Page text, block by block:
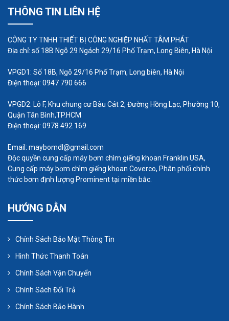
- Khả năng chạy khô: Khả năng chạy khô giúp bảo
vệ máy bơm từ hệ thống phức tạp.
-Chống ăn mòn: Thân bơm được đúc từ
Polypropylene hoặc PVDF nên dòng máy bơm SP
dàng.
Ưu điểm lớn nhất của máy bơm hóa chất chính
hãng FTI là chất lượng sử dụng và độ bền của sản
gấp 3 lần máybơm hóa chất giá rẻcùng công
suất và cho hiệu suất làm việc lớn giúp người sử
dụng tiết kiệm chi phí tối đa khi sử dụng.
THÔNG TIN LIÊN HỆ
CÔNG TY TNHH THIẾT BỊ CÔNG NGHIỆP NHẤT TÂM PHÁT
Địa chỉ: số 18B Ngõ 29 Ngách 29/16 Phố Trạm, Long Biên, Hà Nội
VPGD1: Số 18B, Ngõ 29/16 Phố Trạm, Long biên, Hà Nội
Điện thoại: 0947 790 666
VPGD2: Lô F, Khu chung cư Bàu Cát 2, Đường Hồng Lạc, Phường 10,
Quận Tân Bình,TP.HCM
Điện thoại: 0978 492 169
Email: maybomdl@gmail.com
Độc quyền cung cấp máy bơm chìm giếng khoan Franklin USA,
Cung cấp máy bơm chìm giếng khoan Coverco, Phân phối chính
thức bơm định lượng Prominent tại miền bắc.
HƯỚNG DẪN
Chính Sách Bảo Mật Thông Tin
Hình Thức Thanh Toán
Chính Sách Vận Chuyển
Chính Sách Đổi Trả
Chính Sách Bảo Hành